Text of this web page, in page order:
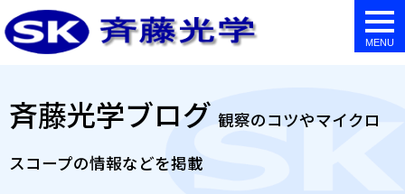
斉藤光学ブログ 観察のコツやマイクロ
スコープの情報などを掲載